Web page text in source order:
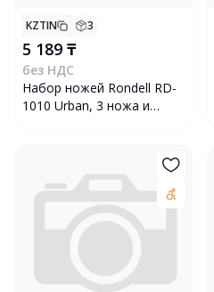
KZTIN 3
5 189 ₸
без НДС
Набор ножей Rondell RD-
1010 Urban, 3 ножа и